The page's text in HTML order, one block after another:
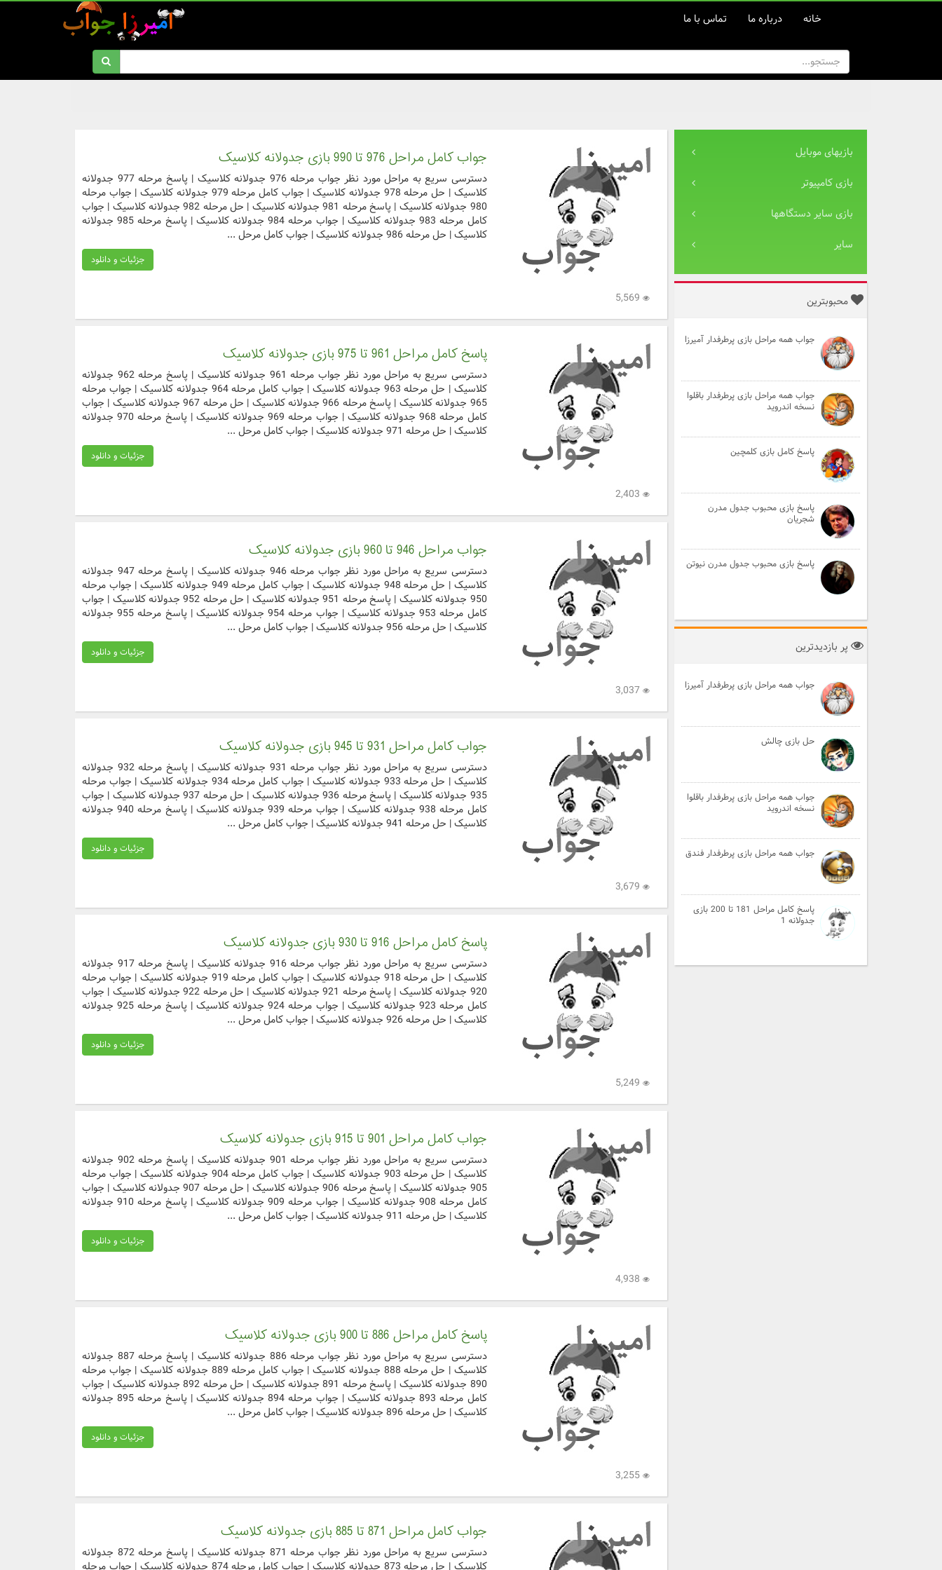
خانه درباره ما تماس با ما
بازیهای موبایل
بازی کامپیوتر
بازی سایر دستگاهها
سایر
محبوبترین
جواب همه مراحل بازی پرطرفدار آمیرزا
جواب همه مراحل بازی پرطرفدار باقلوا
نسخه اندروید
پاسخ کامل بازی کلمچین
پاسخ بازی محبوب جدول مدرن
شجریان
پاسخ بازی محبوب جدول مدرن نیوتن
پر بازدیدترین
جواب همه مراحل بازی پرطرفدار آمیرزا
حل بازی چالش
جواب همه مراحل بازی پرطرفدار باقلوا
نسخه اندروید
جواب همه مراحل بازی پرطرفدار فندق
پاسخ کامل مراحل 181 تا 200 بازی
جدولانه 1
جواب کامل مراحل 976 تا 990 بازی جدولانه کلاسیک
دسترسی سریع به مراحل مورد نظر جواب مرحله 976 جدولانه کلاسیک | پاسخ مرحله 977 جدولانه
کلاسیک | حل مرحله 978 جدولانه کلاسیک | جواب کامل مرحله 979 جدولانه کلاسیک | جواب مرحله
980 جدولانه کلاسیک | پاسخ مرحله 981 جدولانه کلاسیک | حل مرحله 982 جدولانه کلاسیک | جواب
کامل مرحله 983 جدولانه کلاسیک | جواب مرحله 984 جدولانه کلاسیک | پاسخ مرحله 985 جدولانه
کلاسیک | حل مرحله 986 جدولانه کلاسیک | جواب کامل مرحل ...
جزئیات و دانلود
پاسخ کامل مراحل 961 تا 975 بازی جدولانه کلاسیک
دسترسی سریع به مراحل مورد نظر جواب مرحله 961 جدولانه کلاسیک | پاسخ مرحله 962 جدولانه
کلاسیک | حل مرحله 963 جدولانه کلاسیک | جواب کامل مرحله 964 جدولانه کلاسیک | جواب مرحله
965 جدولانه کلاسیک | پاسخ مرحله 966 جدولانه کلاسیک | حل مرحله 967 جدولانه کلاسیک | جواب
کامل مرحله 968 جدولانه کلاسیک | جواب مرحله 969 جدولانه کلاسیک | پاسخ مرحله 970 جدولانه
کلاسیک | حل مرحله 971 جدولانه کلاسیک | جواب کامل مرحل ...
جزئیات و دانلود
جواب مراحل 946 تا 960 بازی جدولانه کلاسیک
دسترسی سریع به مراحل مورد نظر جواب مرحله 946 جدولانه کلاسیک | پاسخ مرحله 947 جدولانه
کلاسیک | حل مرحله 948 جدولانه کلاسیک | جواب کامل مرحله 949 جدولانه کلاسیک | جواب مرحله
950 جدولانه کلاسیک | پاسخ مرحله 951 جدولانه کلاسیک | حل مرحله 952 جدولانه کلاسیک | جواب
کامل مرحله 953 جدولانه کلاسیک | جواب مرحله 954 جدولانه کلاسیک | پاسخ مرحله 955 جدولانه
کلاسیک | حل مرحله 956 جدولانه کلاسیک | جواب کامل مرحل ...
جزئیات و دانلود
جواب کامل مراحل 931 تا 945 بازی جدولانه کلاسیک
دسترسی سریع به مراحل مورد نظر جواب مرحله 931 جدولانه کلاسیک | پاسخ مرحله 932 جدولانه
کلاسیک | حل مرحله 933 جدولانه کلاسیک | جواب کامل مرحله 934 جدولانه کلاسیک | جواب مرحله
935 جدولانه کلاسیک | پاسخ مرحله 936 جدولانه کلاسیک | حل مرحله 937 جدولانه کلاسیک | جواب
کامل مرحله 938 جدولانه کلاسیک | جواب مرحله 939 جدولانه کلاسیک | پاسخ مرحله 940 جدولانه
کلاسیک | حل مرحله 941 جدولانه کلاسیک | جواب کامل مرحل ...
جزئیات و دانلود
پاسخ کامل مراحل 916 تا 930 بازی جدولانه کلاسیک
دسترسی سریع به مراحل مورد نظر جواب مرحله 916 جدولانه کلاسیک | پاسخ مرحله 917 جدولانه
کلاسیک | حل مرحله 918 جدولانه کلاسیک | جواب کامل مرحله 919 جدولانه کلاسیک | جواب مرحله
920 جدولانه کلاسیک | پاسخ مرحله 921 جدولانه کلاسیک | حل مرحله 922 جدولانه کلاسیک | جواب
کامل مرحله 923 جدولانه کلاسیک | جواب مرحله 924 جدولانه کلاسیک | پاسخ مرحله 925 جدولانه
کلاسیک | حل مرحله 926 جدولانه کلاسیک | جواب کامل مرحل ...
جزئیات و دانلود
جواب کامل مراحل 901 تا 915 بازی جدولانه کلاسیک
دسترسی سریع به مراحل مورد نظر جواب مرحله 901 جدولانه کلاسیک | پاسخ مرحله 902 جدولانه
کلاسیک | حل مرحله 903 جدولانه کلاسیک | جواب کامل مرحله 904 جدولانه کلاسیک | جواب مرحله
905 جدولانه کلاسیک | پاسخ مرحله 906 جدولانه کلاسیک | حل مرحله 907 جدولانه کلاسیک | جواب
کامل مرحله 908 جدولانه کلاسیک | جواب مرحله 909 جدولانه کلاسیک | پاسخ مرحله 910 جدولانه
کلاسیک | حل مرحله 911 جدولانه کلاسیک | جواب کامل مرحل ...
جزئیات و دانلود
پاسخ کامل مراحل 886 تا 900 بازی جدولانه کلاسیک
دسترسی سریع به مراحل مورد نظر جواب مرحله 886 جدولانه کلاسیک | پاسخ مرحله 887 جدولانه
کلاسیک | حل مرحله 888 جدولانه کلاسیک | جواب کامل مرحله 889 جدولانه کلاسیک | جواب مرحله
890 جدولانه کلاسیک | پاسخ مرحله 891 جدولانه کلاسیک | حل مرحله 892 جدولانه کلاسیک | جواب
کامل مرحله 893 جدولانه کلاسیک | جواب مرحله 894 جدولانه کلاسیک | پاسخ مرحله 895 جدولانه
کلاسیک | حل مرحله 896 جدولانه کلاسیک | جواب کامل مرحل ...
جزئیات و دانلود
جواب کامل مراحل 871 تا 885 بازی جدولانه کلاسیک
دسترسی سریع به مراحل مورد نظر جواب مرحله 871 جدولانه کلاسیک | پاسخ مرحله 872 جدولانه
کلاسیک | حل مرحله 873 جدولانه کلاسیک | جواب کامل مرحله 874 جدولانه کلاسیک | جواب مرحله